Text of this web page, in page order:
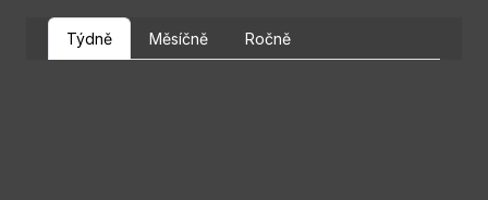
Týdně Měsíčně Ročně